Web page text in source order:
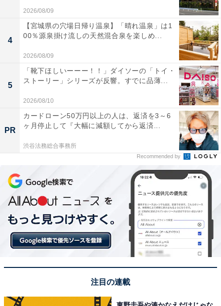
2026/08/09
4
【宮城県の穴場日帰り温泉】「晴れ温泉」は1
00％源泉掛け流しの天然混合泉を楽しめ...
2026/08/09
5
「靴下ほしいーーー！！」ダイソーの「トイ・
ストーリー」シリーズが反響。すでに品薄...
2026/08/10
PR
カードローン50万円以上の人は、返済を3～6
ヶ月停止して『大幅に減額してから返済...
渋谷法務総合事務所
Recommended by
注目の連載